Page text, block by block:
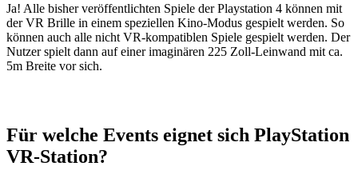
Ja! Alle bisher veröffentlichten Spiele der Playstation 4 können mit
der VR Brille in einem speziellen Kino-Modus gespielt werden. So
können auch alle nicht VR-kompatiblen Spiele gespielt werden. Der
Nutzer spielt dann auf einer imaginären 225 Zoll-Leinwand mit ca.
5m Breite vor sich.
Für welche Events eignet sich PlayStation
VR-Station?